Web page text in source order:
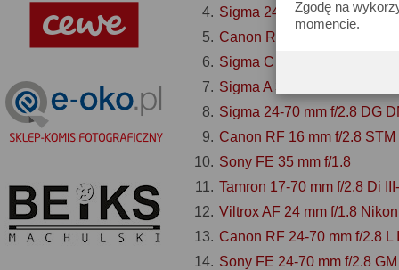
Zgodę na
momencie.
Sigma 24-70 mm f/2.8 DG
Canon RF 35 mm f/1.8
Sigma C 18-50 mm f/2.8
Sigma A 35 mm f/1.4 DG
Sigma 24-70 mm f/2.8 DG
Canon RF 16 mm f/2.8 STM
Sony FE 35 mm f/1.8
Tamron 17-70 mm f/2.8 Di
Viltrox AF 24 mm f/1.8
Canon RF 24-70 mm f/2.8 L
Sony FE 24-70 mm f/2.8 GM